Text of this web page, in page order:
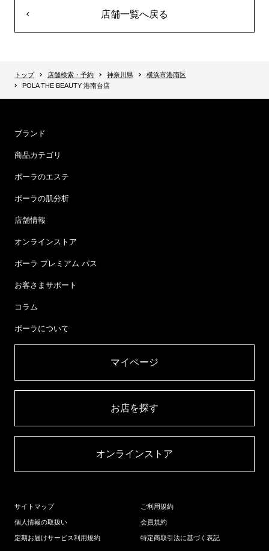
店舗一覧へ戻る
トップ 店舗検索・予約 神奈川県
横浜市港南区
POLA THE BEAUTY 港南台店
ブランド
商品カテゴリ
ポーラのエステ
ポーラの肌分析
店舗情報
オンラインストア
ポーラ プレミアム パス
お客さまサポート
コラム
ポーラについて
マイページ​
お店を探す​
オンラインストア​
サイトマップ
個人情報の取扱い
定期お届けサービス利用規約
ご利用規約
会員規約
特定商取引法に基づく表記